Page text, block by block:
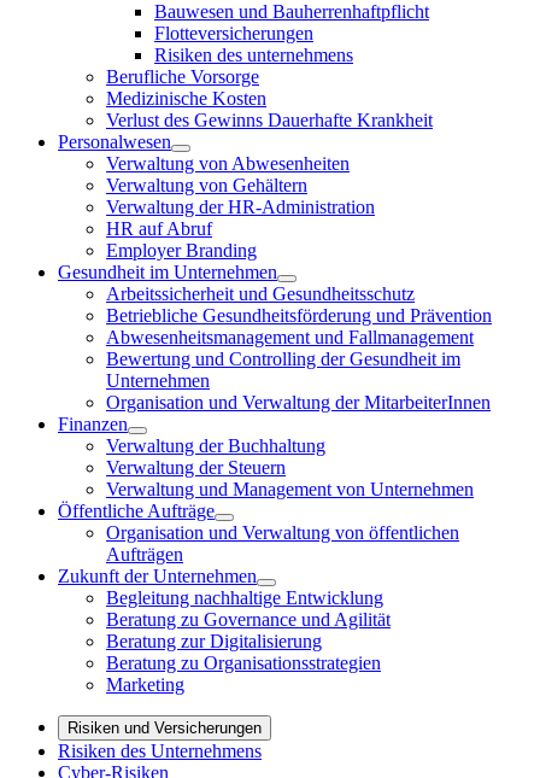
Bauwesen und Bauherrenhaftpflicht
Flotteversicherungen
Risiken des unternehmens
Berufliche Vorsorge
Medizinische Kosten
Verlust des Gewinns Dauerhafte Krankheit
Personalwesen
Verwaltung von Abwesenheiten
Verwaltung von Gehältern
Verwaltung der HR-Administration
HR auf Abruf
Employer Branding
Gesundheit im Unternehmen
Arbeitssicherheit und Gesundheitsschutz
Betriebliche Gesundheitsförderung und Prävention
Abwesenheitsmanagement und Fallmanagement
Bewertung und Controlling der Gesundheit im
Unternehmen
Organisation und Verwaltung der MitarbeiterInnen
Finanzen
Verwaltung der Buchhaltung
Verwaltung der Steuern
Verwaltung und Management von Unternehmen
Öffentliche Aufträge
Organisation und Verwaltung von öffentlichen
Aufträgen
Zukunft der Unternehmen
Begleitung nachhaltige Entwicklung
Beratung zu Governance und Agilität
Beratung zur Digitalisierung
Beratung zu Organisationsstrategien
Marketing
Risiken und Versicherungen
Risiken des Unternehmens
Cyber-Risiken